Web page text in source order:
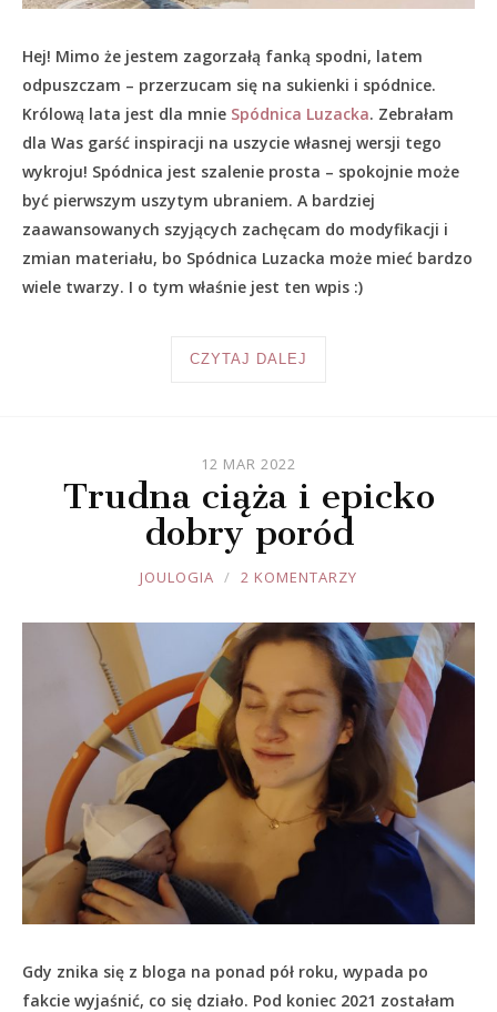
Hej! Mimo że jestem zagorzałą fanką spodni, latem
odpuszczam – przerzucam się na sukienki i spódnice.
Królową lata jest dla mnie Spódnica Luzacka. Zebrałam
dla Was garść inspiracji na uszycie własnej wersji tego
wykroju! Spódnica jest szalenie prosta – spokojnie może
być pierwszym uszytym ubraniem. A bardziej
zaawansowanych szyjących zachęcam do modyfikacji i
zmian materiału, bo Spódnica Luzacka może mieć bardzo
wiele twarzy. I o tym właśnie jest ten wpis :)
CZYTAJ DALEJ
12 MAR 2022
Trudna ciąża i epicko
dobry poród
JOULE
JOULOGIA 2 KOMENTARZY
Gdy znika się z bloga na ponad pół roku, wypada po
fakcie wyjaśnić, co się działo. Pod koniec 2021 zostałam